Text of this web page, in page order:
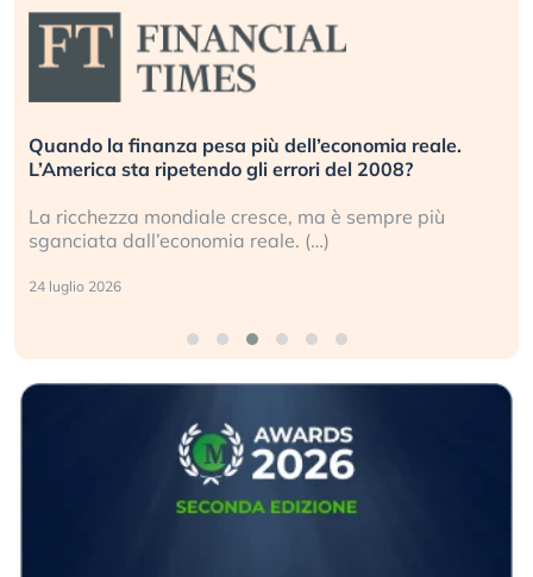
Russia e Cina pronti a spegnere Starlink. Gli
investitori stanno sottovalutando il rischio?
Gli investitori tech continuano a ignorare il rischio
geopolitico: il (…)
17 luglio 2026